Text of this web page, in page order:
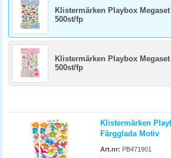
Klistermärken Playbox
500st/fp
Klistermärken Playbox
500st/fp
Klistermärken
Färgglada Motiv
Art.nr: PB471901